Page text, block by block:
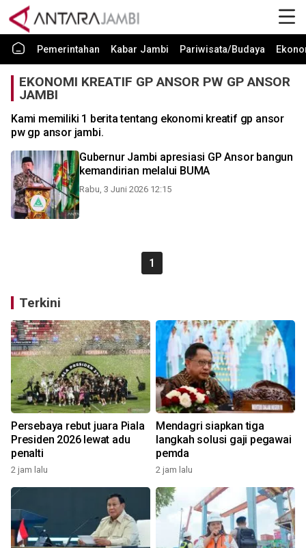
Pemerintahan Kabar Jambi Pariwisata/Budaya
EKONOMI KREATIF GP ANSOR PW GP ANSOR
JAMBI
Kami memiliki 1 berita tentang ekonomi kreatif gp ansor
pw gp ansor jambi.
Gubernur Jambi apresiasi GP Ansor bangun
kemandirian melalui BUMA
Rabu, 3 Juni 2026 12:15
1
Terkini
Persebaya rebut juara Piala
Presiden 2026 lewat adu
penalti
2 jam lalu
Mendagri siapkan tiga
langkah solusi gaji pegawai
pemda
2 jam lalu